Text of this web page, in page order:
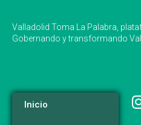
Valladolid Toma La Palabra,
Gobernando y transformando
Inicio